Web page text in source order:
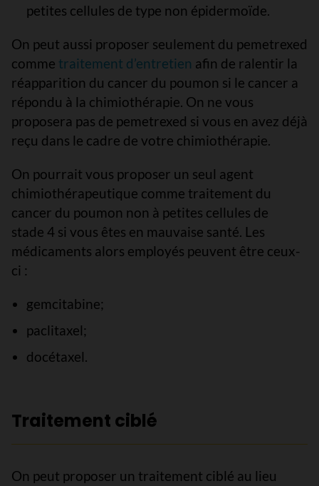
petites cellules de type non épidermoïde.
On peut aussi proposer seulement du pemetrexed
comme traitement d’entretien afin de ralentir la
réapparition du cancer du poumon si le cancer a
répondu à la chimiothérapie. On ne vous
proposera pas de pemetrexed si vous en avez déjà
reçu dans le cadre de votre chimiothérapie.
On pourrait vous proposer un seul agent
chimiothérapeutique comme traitement du
cancer du poumon non à petites cellules de
stade 4 si vous êtes en mauvaise santé. Les
médicaments alors employés peuvent être ceux-
ci :
gemcitabine;
paclitaxel;
docétaxel.
Traitement ciblé
On peut proposer un traitement ciblé au lieu